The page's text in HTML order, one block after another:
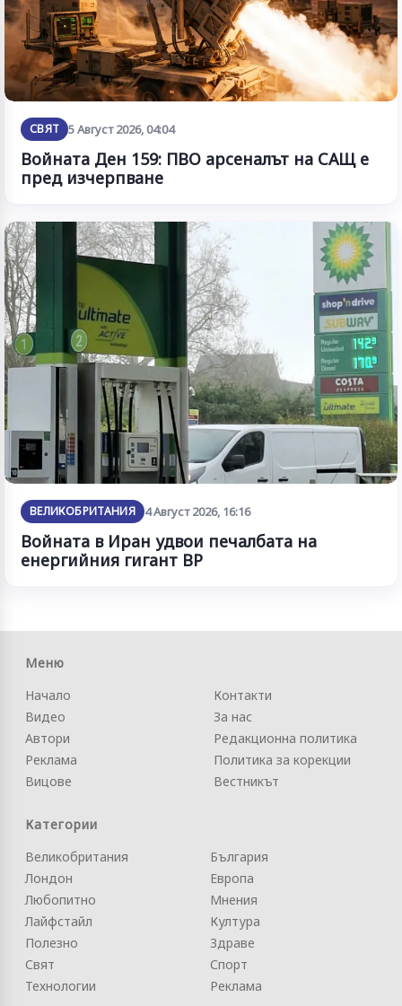
СВЯТ 5 Август 2026, 04:04
Войната Ден 159: ПВО арсеналът на САЩ е
пред изчерпване
ВЕЛИКОБРИТАНИЯ 4 Август 2026, 16:16
Войната в Иран удвои печалбата на
енергийния гигант BP
Меню
Начало
Видео
Автори
Реклама
Вицове
Контакти
За нас
Редакционна политика
Политика за корекции
Вестникът
Категории
Великобритания
Лондон
Любопитно
Лайфстайл
Полезно
Свят
Технологии
България
Европа
Мнения
Култура
Здраве
Спорт
Реклама